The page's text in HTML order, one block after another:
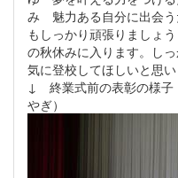
み 魅力ある自分に出会
もしっかり頑張りましょ
の秋休みに入ります。し
気に登校してほしいと思い
↓ 終業式前の表彰の様子
やぎ）